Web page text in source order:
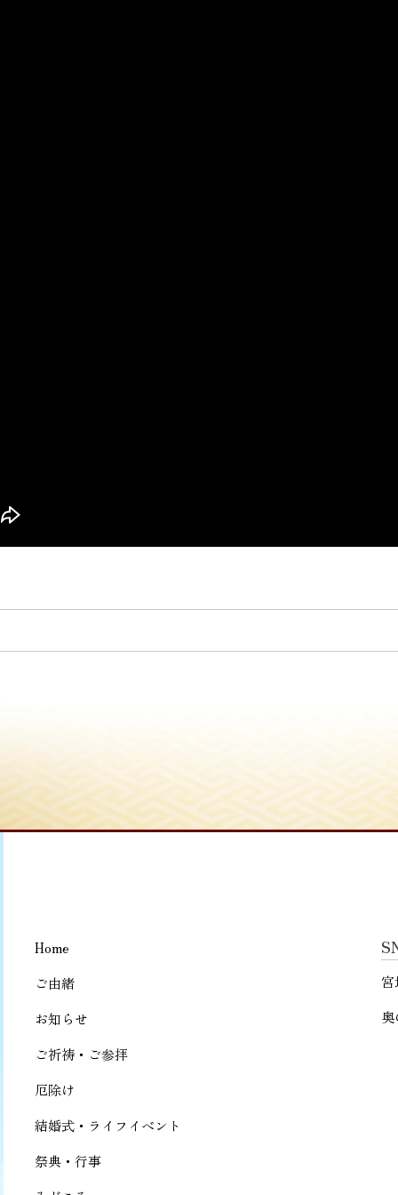
Home
ご由緒
お知らせ
ご祈祷・ご参拝
厄除け
結婚式・ライフイベント
祭典・行事
宮